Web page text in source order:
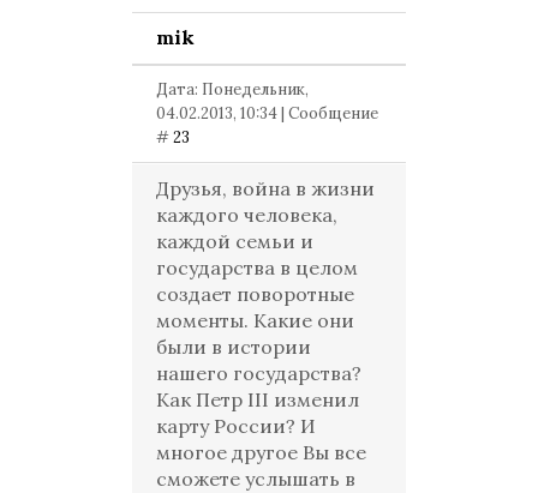
mik
Дата: Понедельник,
04.02.2013, 10:34 | Сообщение
#23
Друзья, война в жизни
каждого человека,
каждой семьи и
государства в целом
создает поворотные
моменты. Какие они
были в истории
нашего государства?
Как Петр III изменил
карту России? И
многое другое Вы все
сможете услышать в